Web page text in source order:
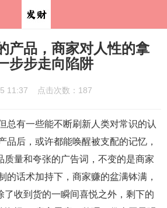
产品，商家对人性的拿
步步走向陷阱
11:37 点击次数：187
总有一些能不断刷新人类对常识的认
品后，或许都能唤醒被支配的记忆，
质量和夸张的广告词，不变的是商家
的话术加持下，商家赚的盆满钵满，
了收到货的一瞬间喜悦之外，剩下的